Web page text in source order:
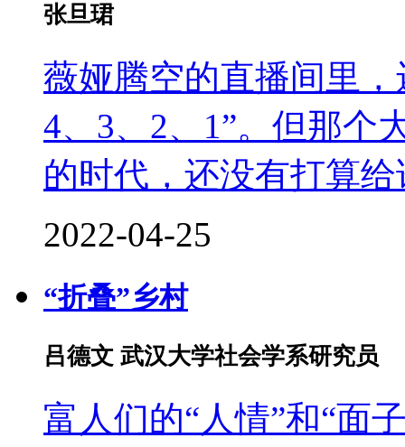
张旦珺
薇娅腾空的直播间里
4、3、2、1”。但那个
的时代，还没有打算
2022-04-25
“折叠”乡村
吕德文 武汉大学社会学系研究员
富人们的“人情”和“面